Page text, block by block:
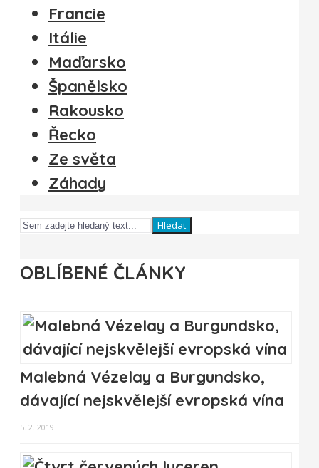
Francie
Itálie
Maďarsko
Španělsko
Rakousko
Řecko
Ze světa
Záhady
Hledat
OBLÍBENÉ ČLÁNKY
Malebná Vézelay a Burgundsko,
dávající nejskvělejší evropská vína
5. 2. 2019